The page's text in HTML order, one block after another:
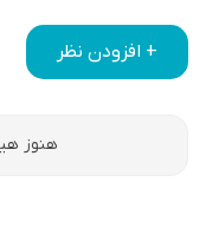
+ افزودن نظر
هنوز